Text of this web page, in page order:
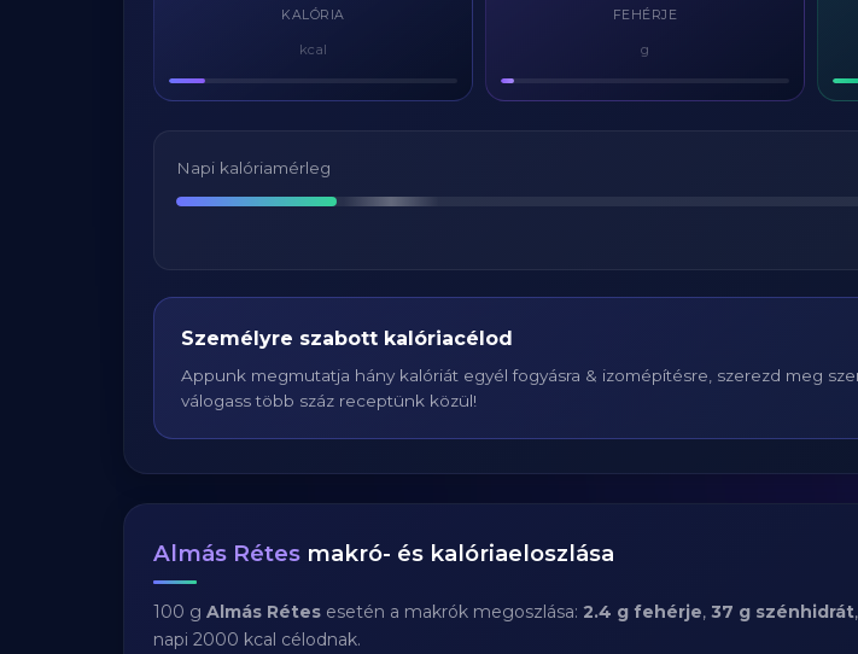
KALÓRIA
kcal
FEHÉRJE
g
Napi kalóriamérleg
Személyre szabott kalóriacélod
Appunk megmutatja hány kalóriát egyél fogyásra & izomépítésre, szerezd meg
válogass több száz receptünk közül!
Almás Rétes makró- és kalóriaeloszlása
100 g Almás Rétes esetén a makrók megoszlása: 2.4 g fehérje, 37 g szénhidrát,
napi 2000 kcal célodnak.